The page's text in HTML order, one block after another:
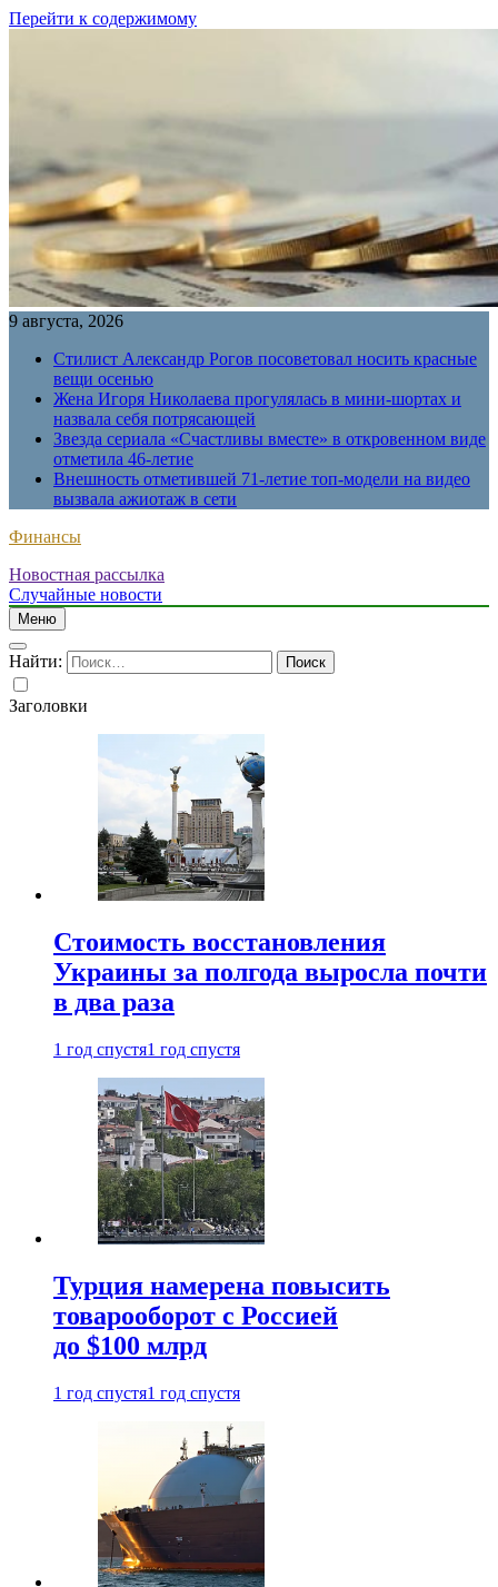
Перейти к содержимому
9 августа, 2026
Стилист Александр Рогов посоветовал носить красные
вещи осенью
Жена Игоря Николаева прогулялась в мини-шортах и
назвала себя потрясающей
Звезда сериала «Счастливы вместе» в откровенном виде
отметила 46-летие
Внешность отметившей 71-летие топ-модели на видео
вызвала ажиотаж в сети
Финансы
Новостная рассылка
Случайные новости
Меню
Найти:
Заголовки
Стоимость восстановления
Украины за полгода выросла почти
в два раза
1 год спустя1 год спустя
Турция намерена повысить
товарооборот с Россией
до $100 млрд
1 год спустя1 год спустя